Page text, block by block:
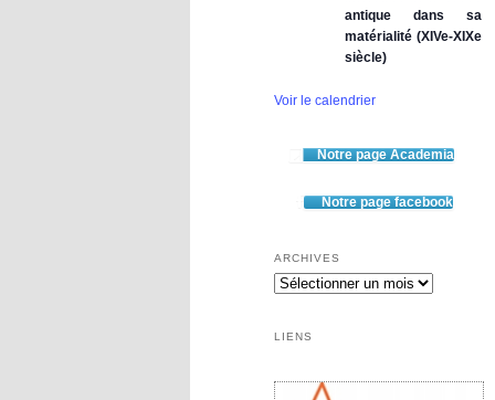
antique dans sa
matérialité (XIVe-XIXe
siècle)
Voir le calendrier
Notre page Academia
Notre page facebook
ARCHIVES
Archives
LIENS